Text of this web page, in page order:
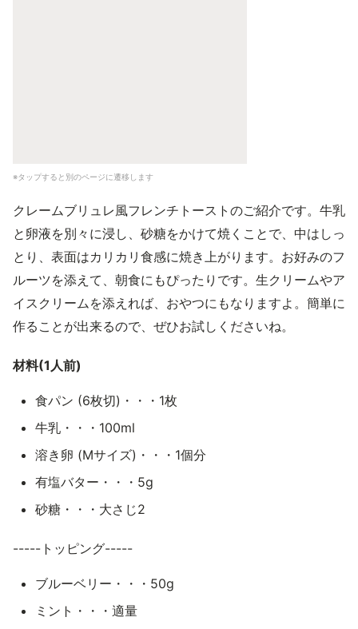
※タップすると別のページに遷移します
クレームブリュレ風フレンチトーストのご紹介です。牛乳
と卵液を別々に浸し、砂糖をかけて焼くことで、中はしっ
とり、表面はカリカリ食感に焼き上がります。お好みのフ
ルーツを添えて、朝食にもぴったりです。生クリームやア
イスクリームを添えれば、おやつにもなりますよ。簡単に
作ることが出来るので、ぜひお試しくださいね。
材料(1人前)
食パン (6枚切)・・・1枚
牛乳・・・100ml
溶き卵 (Mサイズ)・・・1個分
有塩バター・・・5g
砂糖・・・大さじ2
-----トッピング-----
ブルーベリー・・・50g
ミント・・・適量